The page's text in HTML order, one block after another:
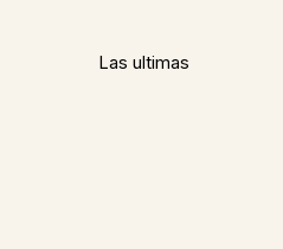
Las ultimas